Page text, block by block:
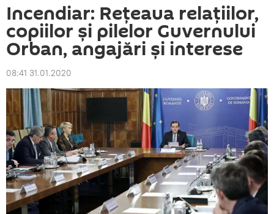
Incendiar: Rețeaua relațiilor,
copiilor și pilelor Guvernului
Orban, angajări și interese
08:41 31.01.2020